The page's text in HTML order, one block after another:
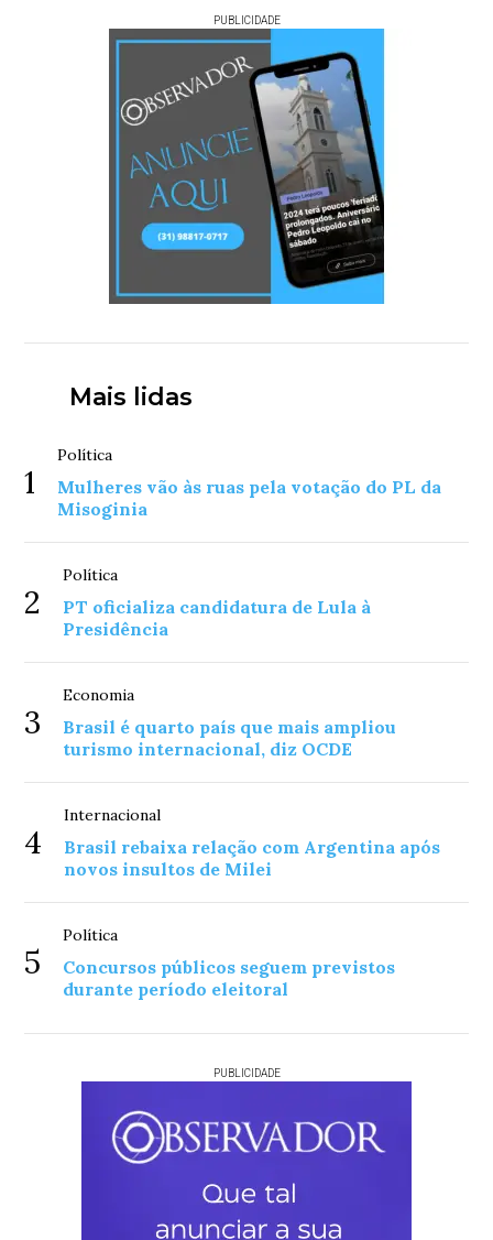
PUBLICIDADE
Mais lidas
1
Política
Mulheres vão às ruas pela votação do PL da
Misoginia
2
Política
PT oficializa candidatura de Lula à
Presidência
3
Economia
Brasil é quarto país que mais ampliou
turismo internacional, diz OCDE
4
Internacional
Brasil rebaixa relação com Argentina após
novos insultos de Milei
5
Política
Concursos públicos seguem previstos
durante período eleitoral
PUBLICIDADE